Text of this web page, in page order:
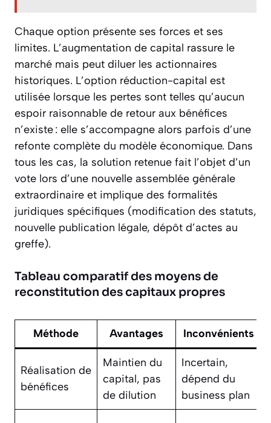
Chaque option présente ses forces et ses
limites. L’augmentation de capital rassure le
marché mais peut diluer les actionnaires
historiques. L’option réduction-capital est
utilisée lorsque les pertes sont telles qu’aucun
espoir raisonnable de retour aux bénéfices
n’existe : elle s’accompagne alors parfois d’une
refonte complète du modèle économique. Dans
tous les cas, la solution retenue fait l’objet d’un
vote lors d’une nouvelle assemblée générale
extraordinaire et implique des formalités
juridiques spécifiques (modification des statuts,
nouvelle publication légale, dépôt d’actes au
greffe).
Tableau comparatif des moyens de
reconstitution des capitaux propres
Méthode Avantages Inconvénients
Réalisation de
bénéfices
Maintien du
capital, pas
de dilution
Incertain,
dépend du
business plan